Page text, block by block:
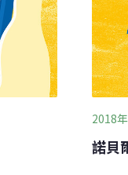
2018
諾貝